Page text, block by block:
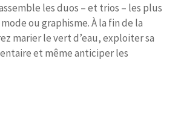
les duos – et trios – les plus
ou graphisme. À la fin de la
marier le vert d’eau, exploiter sa
et même anticiper les